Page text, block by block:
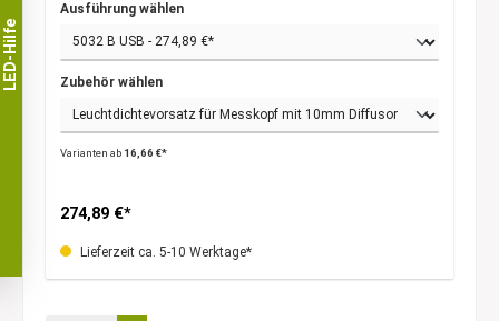
Ausführung wählen
Zubehör wählen
Varianten ab16,66 €*
274,89 €*
Lieferzeit ca. 5-10 Werktage*
LED-Hilfe